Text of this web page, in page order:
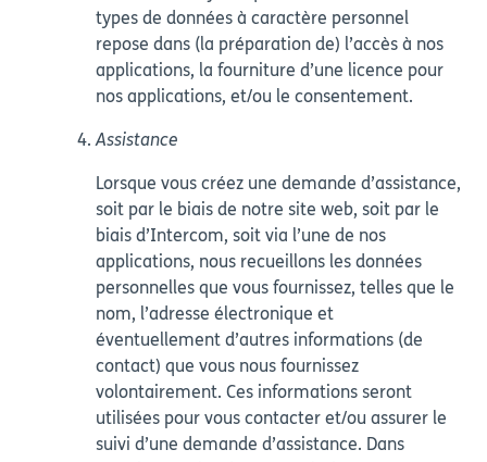
types de données à caractère personnel
repose dans (la préparation de) l’accès à nos
applications, la fourniture d’une licence pour
nos applications, et/ou le consentement.
Assistance
Lorsque vous créez une demande d’assistance,
soit par le biais de notre site web, soit par le
biais d’Intercom, soit via l’une de nos
applications, nous recueillons les données
personnelles que vous fournissez, telles que le
nom, l’adresse électronique et
éventuellement d’autres informations (de
contact) que vous nous fournissez
volontairement. Ces informations seront
utilisées pour vous contacter et/ou assurer le
suivi d’une demande d’assistance. Dans